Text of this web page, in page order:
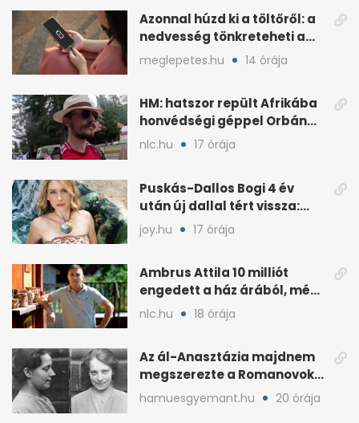
Azonnal húzd ki a töltőről: a
nedvesség tönkreteheti a
telefonodat
meglepetes.hu 14 órája
HM: hatszor repült Afrikába
honvédségi géppel Orbán
Gáspár
nlc.hu 17 órája
Puskás-Dallos Bogi 4 év
után új dallal tért vissza:
önszeretet a téma
joy.hu 17 órája
Ambrus Attila 10 milliót
engedett a ház árából, még
mindig eladó
nlc.hu 18 órája
Az ál-Anasztázia majdnem
megszerezte a Romanovok
örökségét
hamuesgyemant.hu 20 órája